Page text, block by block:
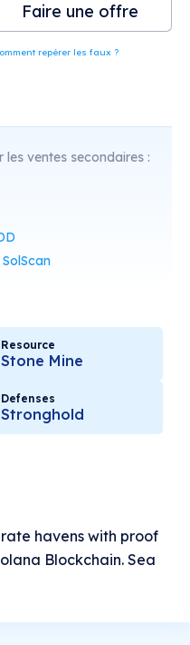
Faire une offre
repérer les faux ?
les ventes secondaires :
Resource
Stone Mine
Defenses
Stronghold
havens with proof
Blockchain. Sea